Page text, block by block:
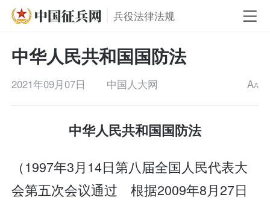
兵役法律法规
中华人民共和国国防法
2021年09月07日 中国人大网 AA
中华人民共和国国防法
（1997年3月14日第八届全国人民代表大
会第五次会议通过 根据2009年8月27日